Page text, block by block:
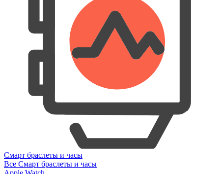
Смарт браслеты и часы
Все Смарт браслеты и часы